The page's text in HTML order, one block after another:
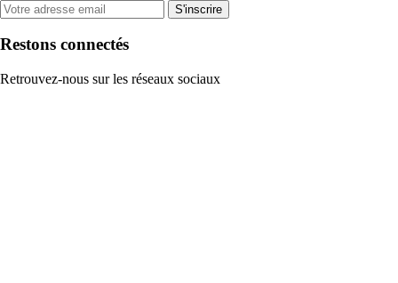
S'inscrire
Restons connectés
Retrouvez-nous sur les réseaux sociaux